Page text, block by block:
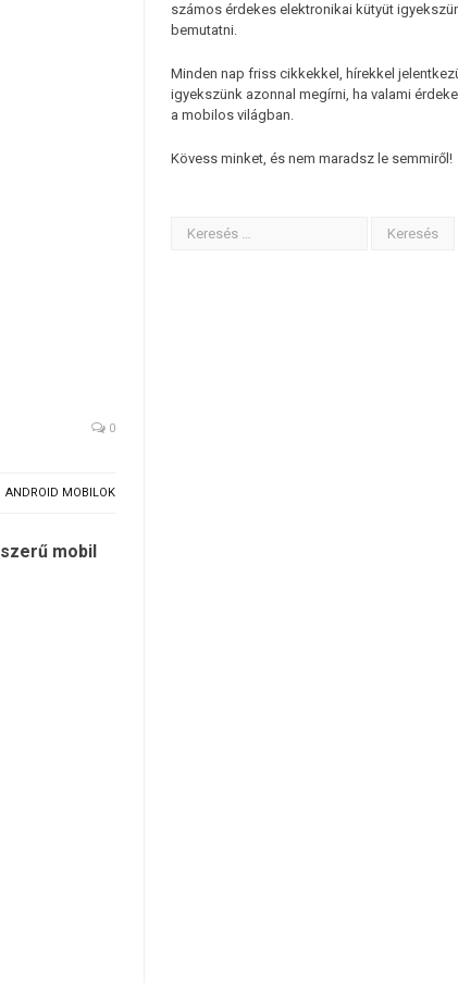
0
ANDROID MOBILOK
mobil
számos érdekes elektronikai kütyüt
bemutatni.
Minden nap friss cikkekkel, hírekkel
igyekszünk azonnal megírni, ha valami
a mobilos világban.
Kövess minket, és nem maradsz le semmiről!